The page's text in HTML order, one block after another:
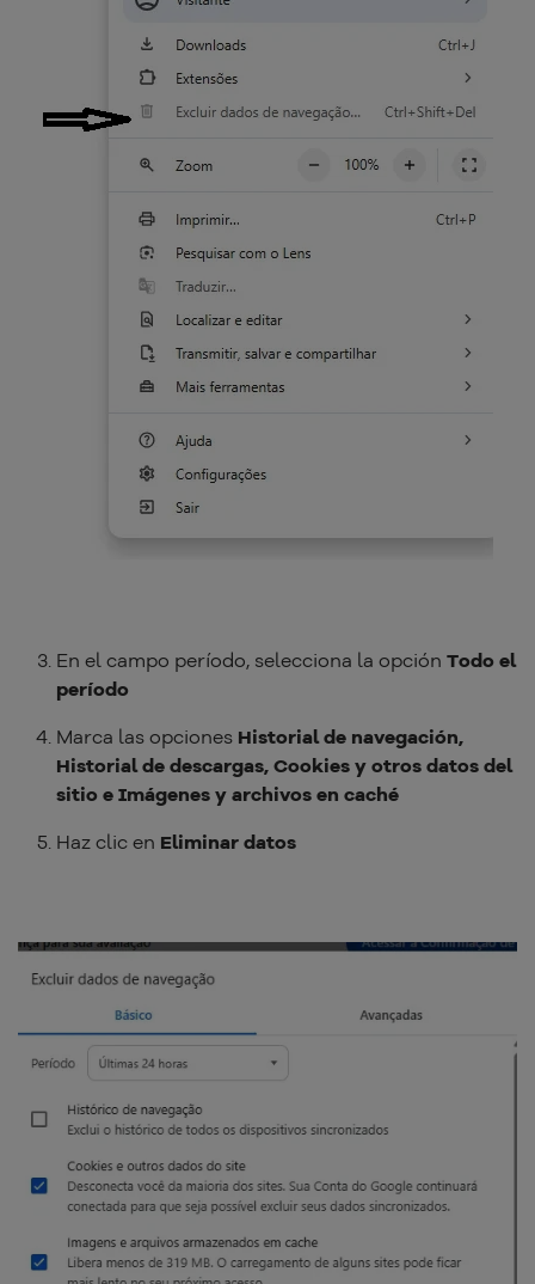
En el campo período, selecciona la opción Todo el
período
Marca las opciones Historial de navegación,
Historial de descargas, Cookies y otros datos del
sitio e Imágenes y archivos en caché
Haz clic en Eliminar datos